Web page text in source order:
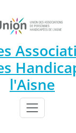
l'Aisne